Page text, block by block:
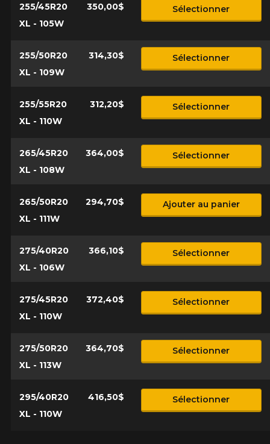
255/45R20
XL - 105W
350,00$ Sélectionner
255/50R20
XL - 109W
314,30$ Sélectionner
255/55R20
XL - 110W
312,20$ Sélectionner
265/45R20
XL - 108W
364,00$ Sélectionner
265/50R20
XL - 111W
294,70$ Ajouter au panier
275/40R20
XL - 106W
366,10$ Sélectionner
275/45R20
XL - 110W
372,40$ Sélectionner
275/50R20
XL - 113W
364,70$ Sélectionner
295/40R20
XL - 110W
416,50$ Sélectionner